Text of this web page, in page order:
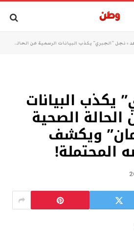
» نجل “الجبري” يكذب البيانات الرسمية عن الحالة الصحية للملك “سلمان” ويكشف حقيقة مرضه المحتملة!
يكذب البيانات
الصحية
ويكشف
المحتملة!